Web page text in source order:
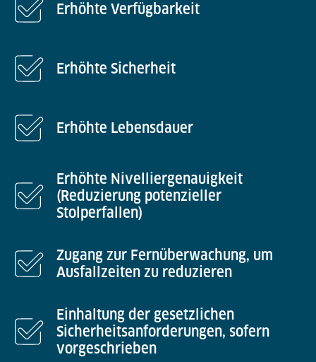
Erhöhte Verfügbarkeit
Erhöhte Sicherheit
Erhöhte Lebensdauer
Erhöhte Nivelliergenauigkeit
(Reduzierung potenzieller
Stolperfallen)
Zugang zur Fernüberwachung, um
Ausfallzeiten zu reduzieren
Einhaltung der gesetzlichen
Sicherheitsanforderungen, sofern
vorgeschrieben